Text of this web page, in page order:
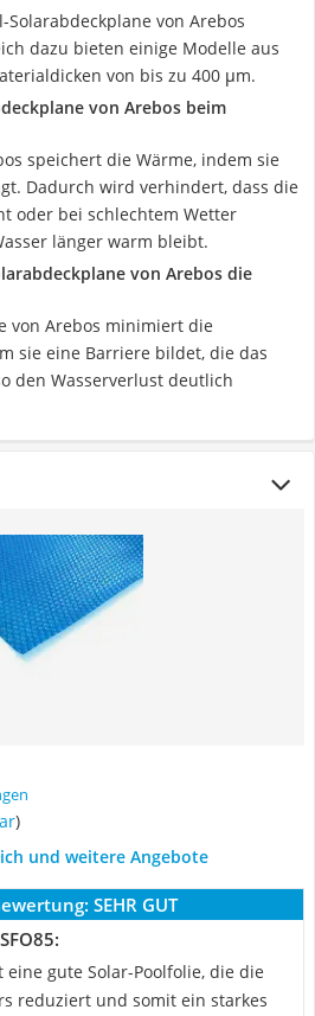
von Arebos
dazu bieten einige Modelle aus
von bis zu 400 μm.
von Arebos beim
speichert die Wärme, indem sie
Dadurch wird verhindert, dass die
oder bei schlechtem Wetter
länger warm bleibt.
von Arebos die
von Arebos minimiert die
sie eine Barriere bildet, die das
den Wasserverlust deutlich
)
und weitere Angebote
SEHR GUT
eine gute Solar-Poolfolie, die die
reduziert und somit ein starkes